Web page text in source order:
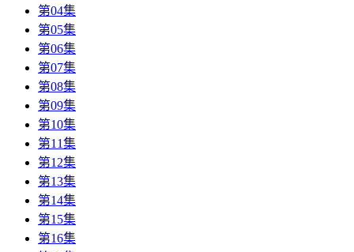
第04集
第05集
第06集
第07集
第08集
第09集
第10集
第11集
第12集
第13集
第14集
第15集
第16集